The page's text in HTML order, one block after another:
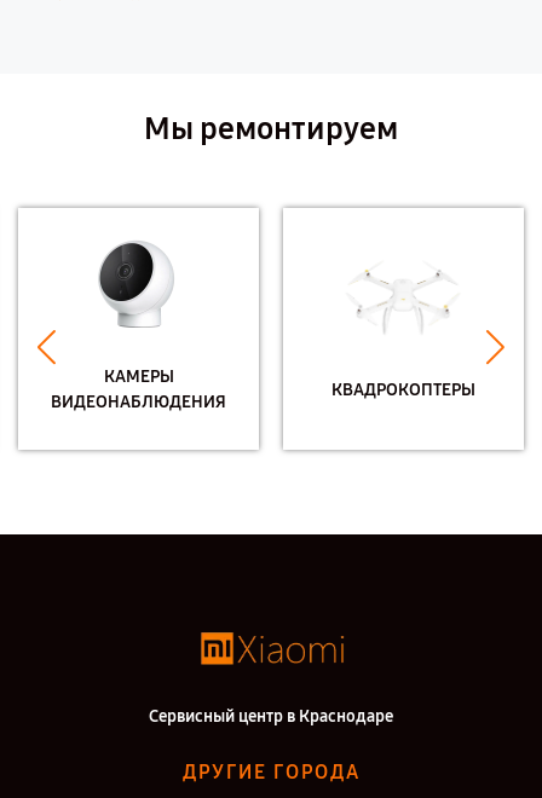
Мы ремонтируем
КАМЕРЫ
ВИДЕОНАБЛЮДЕНИЯ
КВАДРОКОПТЕРЫ
Сервисный центр в Краснодаре
ДРУГИЕ ГОРОДА